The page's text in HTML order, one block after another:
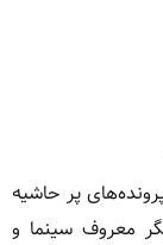
پر حاشیه
معروف سینما و